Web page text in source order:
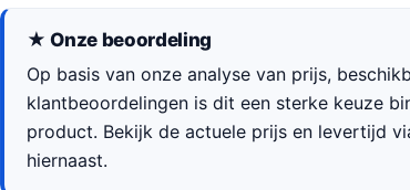
★ Onze beoordeling
Op basis van onze analyse van prijs,
klantbeoordelingen is dit een sterke keuze
product. Bekijk de actuele prijs en levertijd
hiernaast.